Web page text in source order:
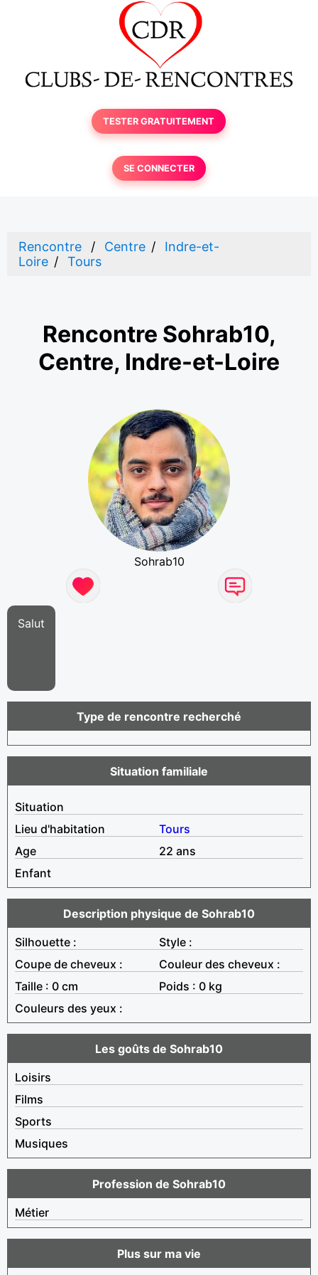
TESTER GRATUITEMENT
SE CONNECTER
Rencontre Centre
Indre-et-
Loire
Tours
Rencontre Sohrab10,
Centre, Indre-et-Loire
Sohrab10
Salut
Type de rencontre recherché
Situation familiale
Situation
Lieu d'habitation
Tours
Age
22 ans
Enfant
Description physique de Sohrab10
Silhouette :
Style :
Coupe de cheveux :
Couleur des cheveux :
Taille : 0 cm
Poids : 0 kg
Couleurs des yeux :
Les goûts de Sohrab10
Loisirs
Films
Sports
Musiques
Profession de Sohrab10
Métier
Plus sur ma vie